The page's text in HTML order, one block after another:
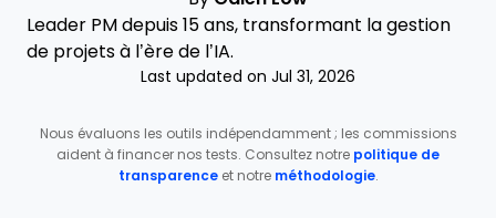
Leader PM depuis 15 ans, transformant la gestion
de projets à l’ère de l’IA.
Last updated on Jul 31, 2026
Nous évaluons les outils indépendamment ; les commissions
aident à financer nos tests. Consultez notre politique de
transparenceet notre méthodologie.